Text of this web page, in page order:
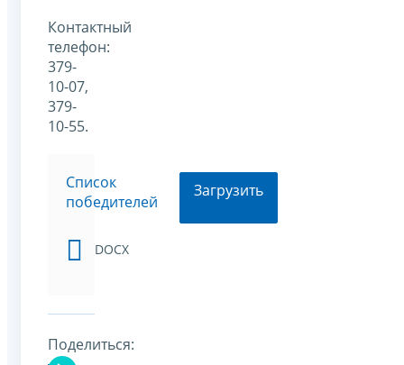
Контактный
телефон:
379-
10-07,
379-
10-55.
Список
победителей
DOCX
Загрузить
Поделиться: